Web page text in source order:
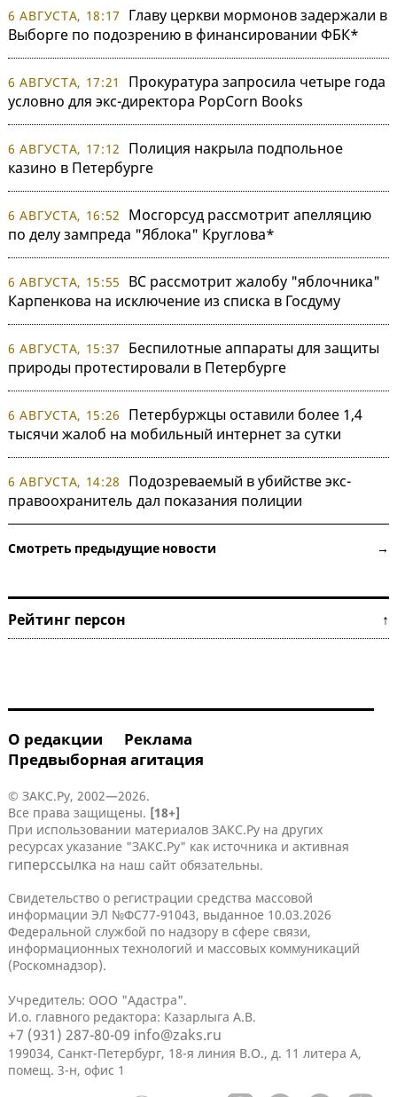
6 АВГУСТА, 18:17
Главу церкви мормонов задержали в
Выборге по подозрению в финансировании ФБК*
6 АВГУСТА, 17:21
Прокуратура запросила четыре года
условно для экс-директора PopCorn Books
6 АВГУСТА, 17:12
Полиция накрыла подпольное
казино в Петербурге
6 АВГУСТА, 16:52
Мосгорсуд рассмотрит апелляцию
по делу зампреда "Яблока" Круглова*
6 АВГУСТА, 15:55
ВС рассмотрит жалобу "яблочника"
Карпенкова на исключение из списка в Госдуму
6 АВГУСТА, 15:37
Беспилотные аппараты для защиты
природы протестировали в Петербурге
6 АВГУСТА, 15:26
Петербуржцы оставили более 1,4
тысячи жалоб на мобильный интернет за сутки
6 АВГУСТА, 14:28
Подозреваемый в убийстве экс-
правоохранитель дал показания полиции
Смотреть предыдущие новости →
Рейтинг персон ↑
О редакции
Реклама
Предвыборная агитация
© ЗАКС.Ру, 2002—2026.
Все права защищены. [18+]
При использовании материалов ЗАКС.Ру на других
ресурсах указание "ЗАКС.Ру" как источника и активная
гиперссылка на наш сайт обязательны.
Свидетельство о регистрации средства массовой
информации ЭЛ №ФС77-91043, выданное 10.03.2026
Федеральной службой по надзору в сфере связи,
информационных технологий и массовых коммуникаций
(Роскомнадзор).
Учредитель: ООО "Адастра".
И.о. главного редактора: Казарлыга А.В.
+7 (931) 287-80-09 info@zaks.ru
199034, Санкт-Петербург, 18-я линия В.О., д. 11 литера А,
помещ. 3-н, офис 1